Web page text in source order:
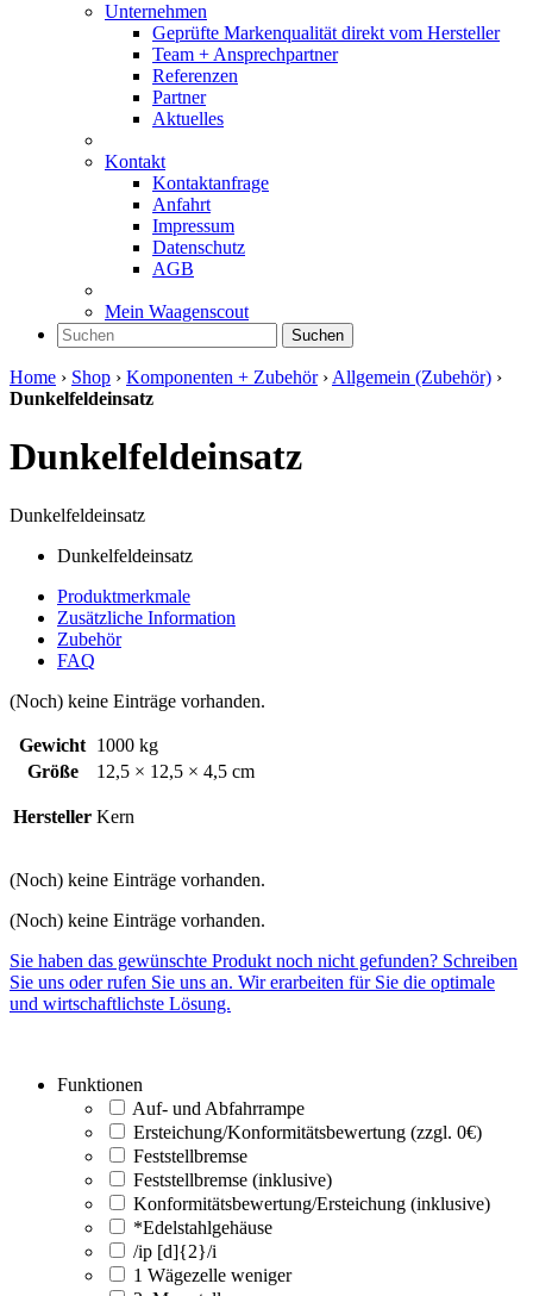
Unternehmen
Geprüfte Markenqualität direkt vom Hersteller
Team + Ansprechpartner
Referenzen
Partner
Aktuelles
Kontakt
Kontaktanfrage
Anfahrt
Impressum
Datenschutz
AGB
Mein Waagenscout
Suchen
Home › Shop › Komponenten + Zubehör› Allgemein (Zubehör) ›
Dunkelfeldeinsatz
Dunkelfeldeinsatz
Dunkelfeldeinsatz
Dunkelfeldeinsatz
Produktmerkmale
Zusätzliche Information
Zubehör
FAQ
(Noch) keine Einträge vorhanden.
Gewicht 1000 kg
Größe
12,5 × 12,5 × 4,5 cm
Hersteller Kern
(Noch) keine Einträge vorhanden.
(Noch) keine Einträge vorhanden.
Sie haben das gewünschte Produkt noch nicht gefunden? Schreiben
Sie uns oder rufen Sie uns an. Wir erarbeiten für Sie die optimale
und wirtschaftlichste Lösung.
Funktionen
Auf- und Abfahrrampe
Ersteichung/Konformitätsbewertung (zzgl. 0€)
Feststellbremse
Feststellbremse (inklusive)
Konformitätsbewertung/Ersteichung (inklusive)
*Edelstahlgehäuse
/ip [d]{2}/i
1 Wägezelle weniger